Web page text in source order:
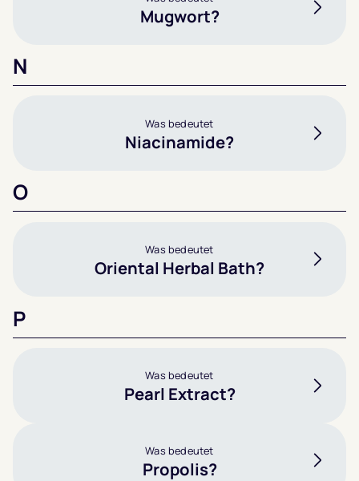
Mugwort?
N
Was bedeutet
Niacinamide?
O
Was bedeutet
Oriental Herbal Bath?
P
Was bedeutet
Pearl Extract?
Was bedeutet
Propolis?